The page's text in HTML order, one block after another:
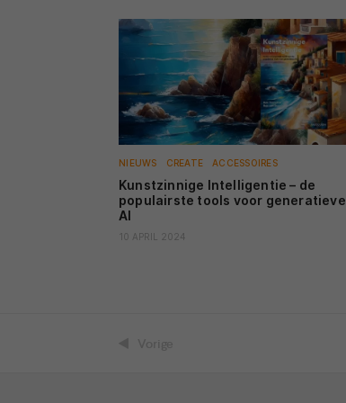
NIEUWS CREATE ACCESSOIRES
Kunstzinnige Intelligentie – de
populairste tools voor generatieve
AI
10 APRIL 2024